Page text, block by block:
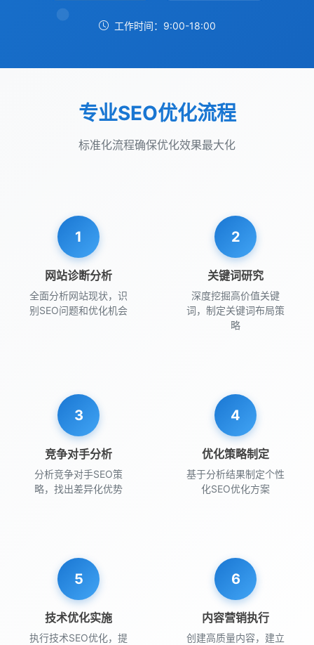
工作时间：9:00-18:00
专业SEO优化流程
标准化流程确保优化效果最大化
1
网站诊断分析
全面分析网站现状，识
别SEO问题和优化机会
2
关键词研究
深度挖掘高价值关键
词，制定关键词布局策
略
3
竞争对手分析
分析竞争对手SEO策
略，找出差异化优势
4
优化策略制定
基于分析结果制定个性
化SEO优化方案
5
技术优化实施
执行技术SEO优化，提
6
内容营销执行
创建高质量内容，建立